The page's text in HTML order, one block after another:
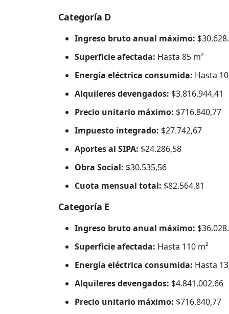
Categoría D
Ingreso bruto anual máximo:
Superficie afectada: Hasta 85 m²
Energía eléctrica consumida: Hasta
Alquileres devengados: $3.816.944,41
Precio unitario máximo: $716.840,77
Impuesto integrado: $27.742,67
Aportes al SIPA: $24.286,58
Obra Social: $30.535,56
Cuota mensual total: $82.564,81
Categoría E
Ingreso bruto anual máximo:
Superficie afectada: Hasta 110 m²
Energía eléctrica consumida: Hasta
Alquileres devengados: $4.841.002,66
Precio unitario máximo: $716.840,77